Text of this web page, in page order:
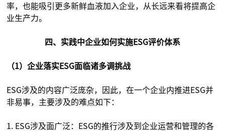
率，也能吸引更多新鲜血液加入企业，从长远来看将提高企
业生产力。
四、实践中企业如何实施ESG评价体系
（1）企业落实ESG面临诸多调挑战
ESG涉及的内容广泛庞杂，因此，在一个企业内推进ESG并
非易事，主要涉及的难点如下：
1. ESG涉及面广泛：ESG的推行涉及到企业运营和管理的各